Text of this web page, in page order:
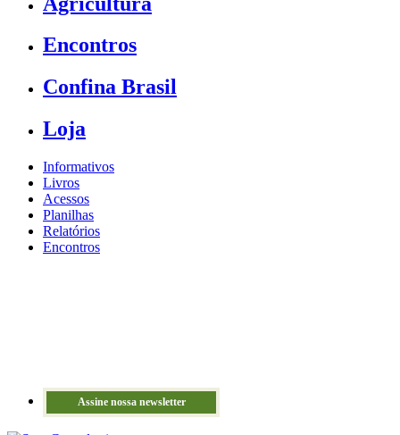
Encontros
Confina Brasil
Loja
Informativos
Livros
Acessos
Planilhas
Relatórios
Encontros
Assine nossa newsletter